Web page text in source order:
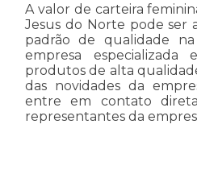
A valor de carteira
Jesus do Norte pode ser
padrão de qualidade
empresa
produtos de alta
das novidades da
entre em contato
representantes da